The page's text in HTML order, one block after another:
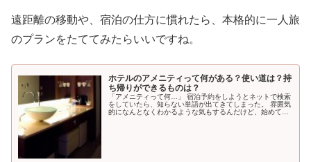
遠距離の移動や、宿泊の仕方に慣れたら、本格的に一人旅
のプランをたててみたらいいですね。
ホテルのアメニティって何がある？使い道は？持
ち帰りができるものは？
「アメニティって何…」 宿泊予約をしようとネットで検索
をしていたら、知らない単語が出てきてしまった。 雰囲気
的になんとなくわかるような気もするんだけど、始めての